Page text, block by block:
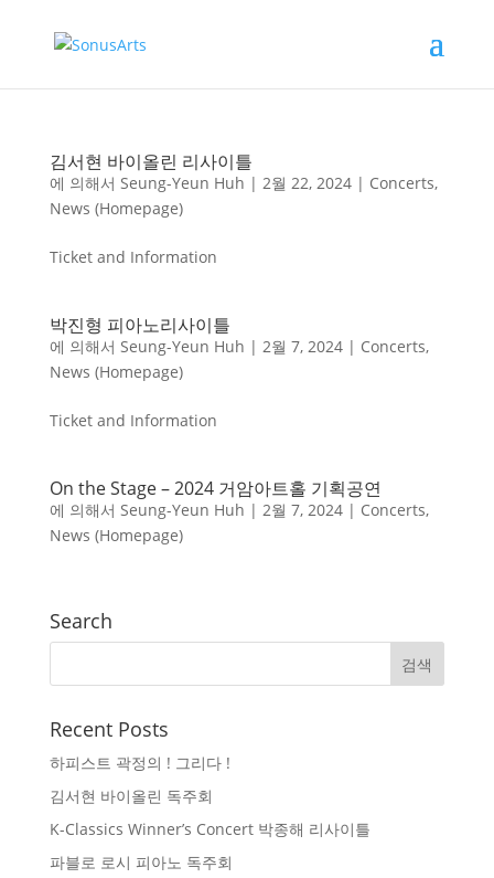
김서현 바이올린 리사이틀
에 의해서 Seung-Yeun Huh | 2월 22, 2024| Concerts,
News (Homepage)
Ticket and Information
박진형 피아노리사이틀
에 의해서 Seung-Yeun Huh | 2월 7, 2024| Concerts,
News (Homepage)
Ticket and Information
On the Stage – 2024 거암아트홀 기획공연
에 의해서 Seung-Yeun Huh | 2월 7, 2024| Concerts,
News (Homepage)
Search
Recent Posts
하피스트 곽정의 ! 그리다 !
김서현 바이올린 독주회
K-Classics Winner’s Concert 박종해 리사이틀
파블로 로시 피아노 독주회